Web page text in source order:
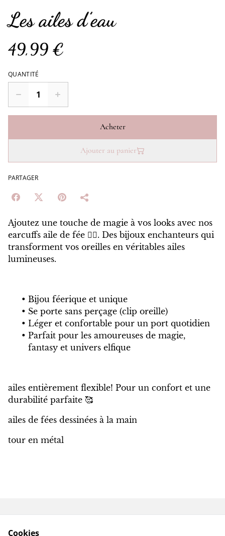
Les ailes d’eau
49,99 €
QUANTITÉ
Acheter
Ajouter au panier
PARTAGER
Ajoutez une touche de magie à vos looks avec nos
earcuffs aile de fée 🧚‍♀️. Des bijoux enchanteurs qui
transforment vos oreilles en véritables ailes
lumineuses.
Bijou féerique et unique
Se porte sans perçage (clip oreille)
Léger et confortable pour un port quotidien
Parfait pour les amoureuses de magie,
fantasy et univers elfique
ailes entièrement flexible! Pour un confort et une
durabilité parfaite 🥰
ailes de fées dessinées à la main
tour en métal
Cookies